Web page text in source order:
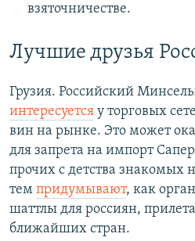
взяточничестве.
Лучшие друзья
Грузия. Российский
интересуется у торговых
вин на рынке. Это может
для запрета на импорт
прочих с детства знакомых
тем придумывают, как
шаттлы для россиян,
ближайших стран.